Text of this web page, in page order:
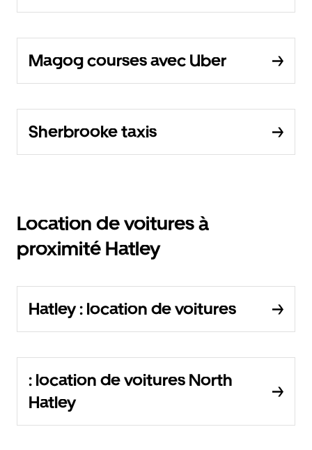
Magog courses avec Uber
Sherbrooke taxis
Location de voitures à
proximité Hatley
Hatley : location de voitures
: location de voitures North
Hatley